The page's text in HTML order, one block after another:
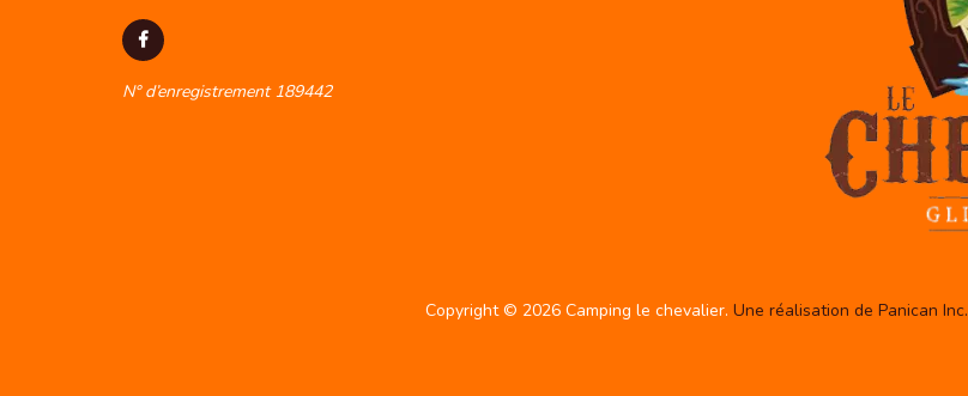
N° d’enregistrement 189442
Copyright © 2026 Camping le chevalier. Une réalisation de Panican Inc.